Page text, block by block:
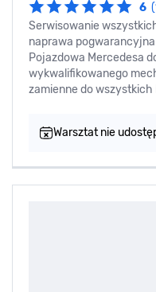
6
Serwisowanie
naprawa
Pojazdowa Mercedesa
wykwalifikowanego
zamienne do wszystkich
Warsztat nie